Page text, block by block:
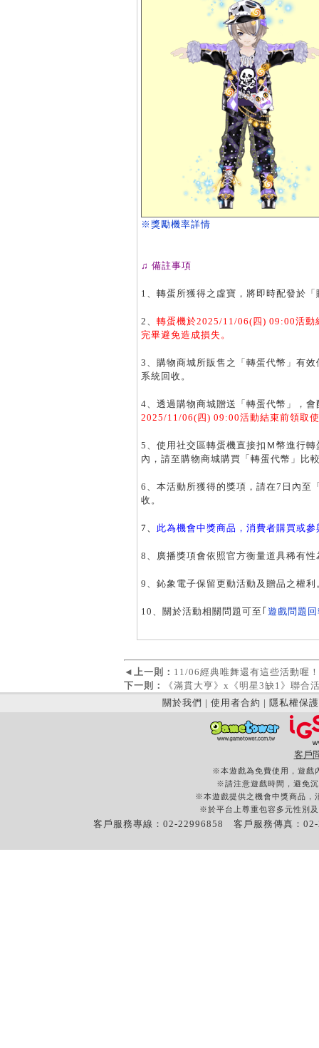
※獎勵機率詳情
♫ 備註事項
1、轉蛋所獲得之虛寶，將即時配發於
2、 轉蛋機於2025/11/06(四) 09:00活動
完畢避免造成損失。
3、購物商城所販售之「轉蛋代幣」有
系統回收。
4、透過購物商城贈送「轉蛋代幣」，
2025/11/06(四) 09:00活動結束前領取
5、使用社交區轉蛋機直接扣Ｍ幣進行
內，請至購物商城購買「轉蛋代幣」比
6、本活動所獲得的獎項，請在7日內
收。
7、 此為機會中獎商品，消費者購買或
8、廣播獎項會依照官方衡量道具稀有性
9、鈊象電子保留更動活動及贈品之權利
10、關於活動相關問題可至｢ 遊戲問題
◄ 上一則： 11/06經典唯舞還有這些活動喔！
下一則：
《滿貫大亨》x《明星3缺1》聯合
關於我們 | 使用者合約 | 隱私權保護
客戶
※本遊戲為免費使用，遊戲
※請注意遊戲時間，避免
※本遊戲提供之機會中獎商品，
※於平台上尊重包容多元性別
客戶服務專線：02-22996858 客戶服務傳真：